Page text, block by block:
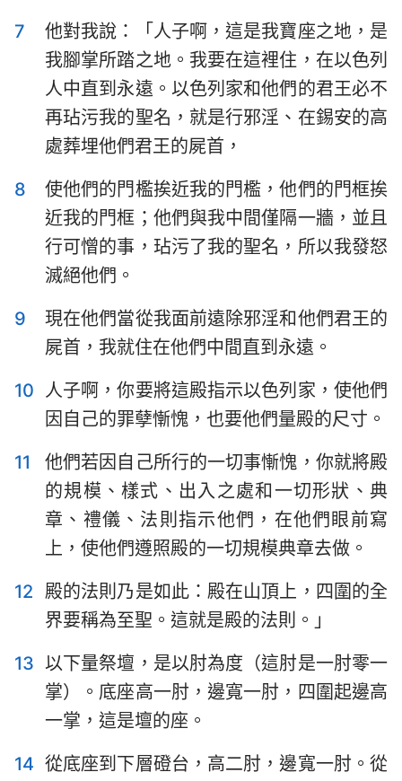
彌迦書 那鴻書
哈巴谷書 西番雅書
哈該書 撒迦利亞書
瑪拉基書
7
他對我說：「人子啊，這是我寶座之地，是
我腳掌所踏之地。我要在這裡住，在以色列
人中直到永遠。以色列家和他們的君王必不
再玷污我的聖名，就是行邪淫、在錫安的高
處葬埋他們君王的屍首，
8
使他們的門檻挨近我的門檻，他們的門框挨
近我的門框；他們與我中間僅隔一牆，並且
行可憎的事，玷污了我的聖名，所以我發怒
滅絕他們。
9
現在他們當從我面前遠除邪淫和他們君王的
屍首，我就住在他們中間直到永遠。
10 人子啊，你要將這殿指示以色列家，使他們
因自己的罪孽慚愧，也要他們量殿的尺寸。
11
他們若因自己所行的一切事慚愧，你就將殿
的規模、樣式、出入之處和一切形狀、典
章、禮儀、法則指示他們，在他們眼前寫
上，使他們遵照殿的一切規模典章去做。
12 殿的法則乃是如此：殿在山頂上，四圍的全
界要稱為至聖。這就是殿的法則。」
13 以下量祭壇，是以肘為度（這肘是一肘零一
掌）。底座高一肘，邊寬一肘，四圍起邊高
一掌，這是壇的座。
14 從底座到下層磴台，高二肘，邊寬一肘。從